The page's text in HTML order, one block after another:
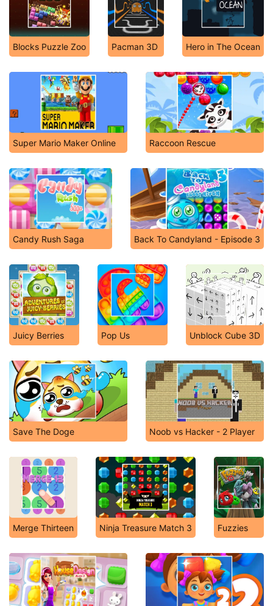
Blocks Puzzle Zoo Pacman 3D Hero in The Ocean
Super Mario Maker Online Raccoon Rescue
Candy Rush Saga Back To Candyland - Episode 3
Juicy Berries Pop Us Unblock Cube 3D
Save The Doge Noob vs Hacker - 2 Player
Merge Thirteen Ninja Treasure Match 3 Fuzzies